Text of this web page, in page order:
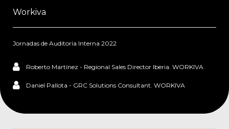
Workiva
Jornadas de Auditoría Interna 2022
Roberto Martínez - Regional Sales Director Iberia. WORKIVA
Daniel Pallota - GRC Solutions Consultant. WORKIVA